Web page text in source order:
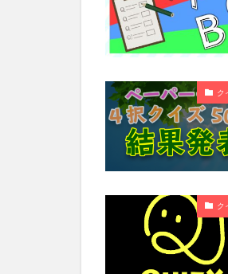
ク
ク